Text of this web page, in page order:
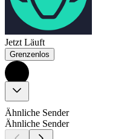
Jetzt Läuft
Grenzenlos
Ähnliche Sender
Ähnliche Sender